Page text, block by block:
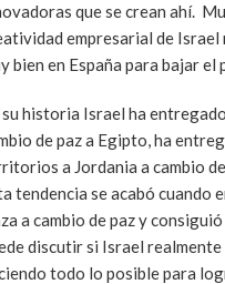
que se crean ahí.
empresarial de Israel
bien en España para bajar el
su historia Israel ha
de paz a Egipto, ha
a Jordania a cambio
tendencia se acabó cuando
a cambio de paz y
discutir si Israel realmente
todo lo posible para